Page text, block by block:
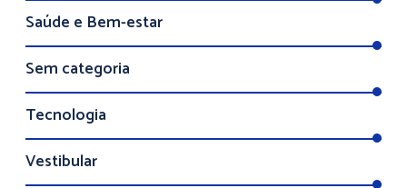
Saúde e Bem-estar
Sem categoria
Tecnologia
Vestibular